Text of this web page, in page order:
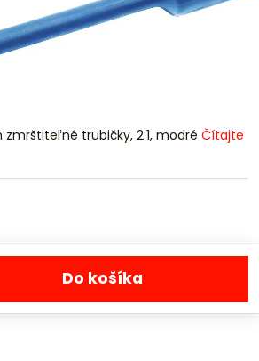
trubičky, 2:1, modré Čítajte
Do košíka